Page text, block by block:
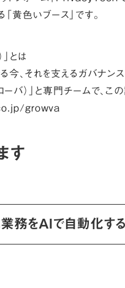
黄色いブース」です。
とは
、それを支えるガバナン
）」と専門チームで、こ
growva
す
業務をAIで自動化